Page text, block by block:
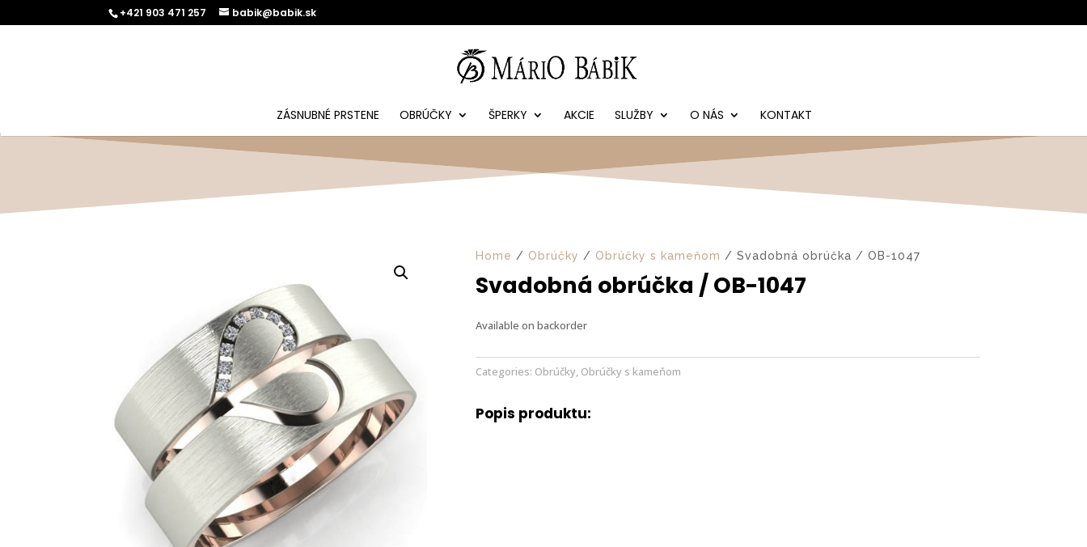
+421 903 471 257 babik@babik.sk
ZÁSNUBNÉ PRSTENE OBRÚČKY ŠPERKY AKCIE SLUŽBY O NÁS KONTAKT
Home / Obrúčky / Obrúčky s kameňom / Svadobná obrúčka / OB-1047
Svadobná obrúčka / OB-1047
Available on backorder
Categories: Obrúčky, Obrúčky s kameňom
Popis produktu: